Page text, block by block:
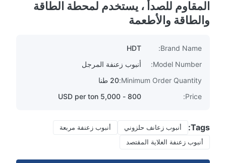
المقاوم للصدأ ، يستخدم لمحطة الطاقة
والطاقة والأطعمة
Brand Name:
Model Number:
أنبوب زعنفة المرجل
Minimum Order Quantity: 20 طنا
Price:
Tags: أنبوب زعانف حلزوني
أنبوب زعنفة مربعة
أنبوب زعنفة الغلاية المقتصد